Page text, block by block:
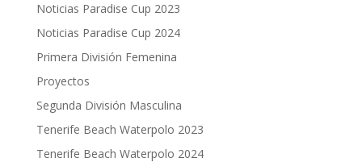
Noticias Paradise Cup 2023
Noticias Paradise Cup 2024
Primera División Femenina
Proyectos
Segunda División Masculina
Tenerife Beach Waterpolo 2023
Tenerife Beach Waterpolo 2024